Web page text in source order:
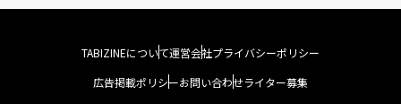
TABIZINEについて運営会社プライバシーポリシー
広告掲載ポリシーお問い合わせライター募集